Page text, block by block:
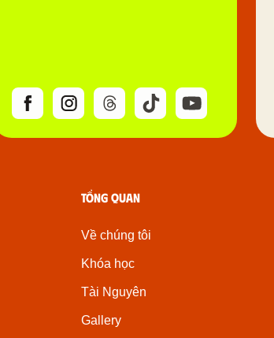
Tổng quan
Về chúng tôi
Khóa học
Tài Nguyên
Gallery